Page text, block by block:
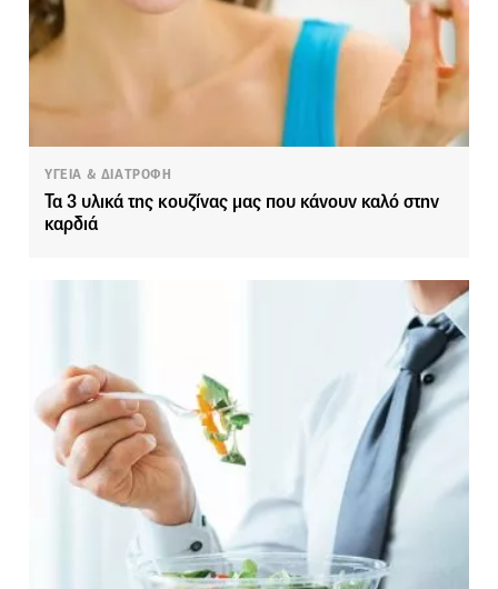
ΥΓΕΙΑ & ΔΙΑΤΡΟΦΗ
Τα 3 υλικά της κουζίνας μας που κάνουν καλό στην
καρδιά